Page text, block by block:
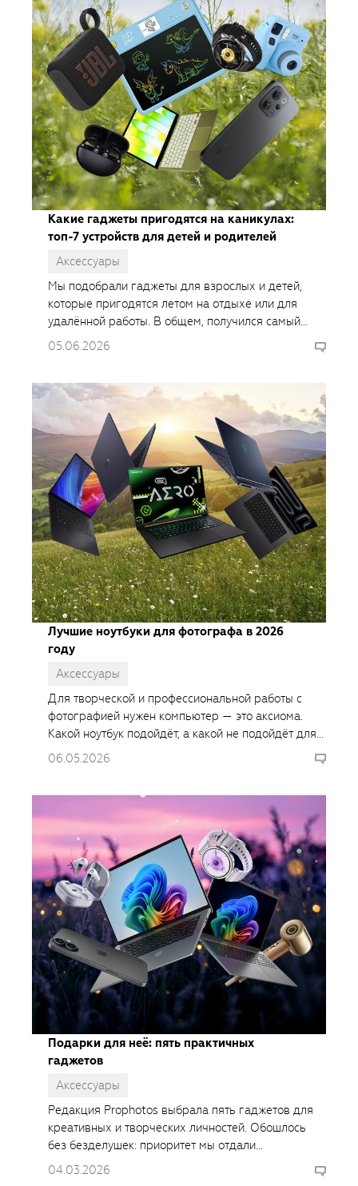
Какие гаджеты пригодятся на каникулах:
топ-7 устройств для детей и родителей
Аксессуары
Мы подобрали гаджеты для взрослых и детей,
которые пригодятся летом на отдыхе или для
удалённой работы. В общем, получился самый
позитивный гид покупателя в этом году.
05.06.2026
Лучшие ноутбуки для фотографа в 2026
году
Аксессуары
Для творческой и профессиональной работы с
фотографией нужен компьютер — это аксиома.
Какой ноутбук подойдёт, а какой не подойдёт для
работы с графикой в 2026 году, расскажем в
06.05.2026
Подарки для неё: пять практичных
гаджетов
Аксессуары
Редакция Prophotos выбрала пять гаджетов для
креативных и творческих личностей. Обошлось
без безделушек: приоритет мы отдали
функциональным и технологичным устройствам.
04.03.2026